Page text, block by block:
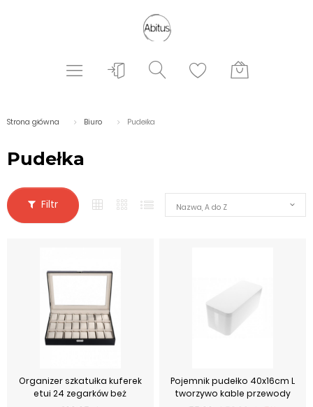
Strona główna Biuro Pudełka
Pudełka
Filtr Nazwa, A do Z
Organizer szkatułka kuferek
etui 24 zegarków beż
Pojemnik pudełko 40x16cm L
tworzywo kable przewody